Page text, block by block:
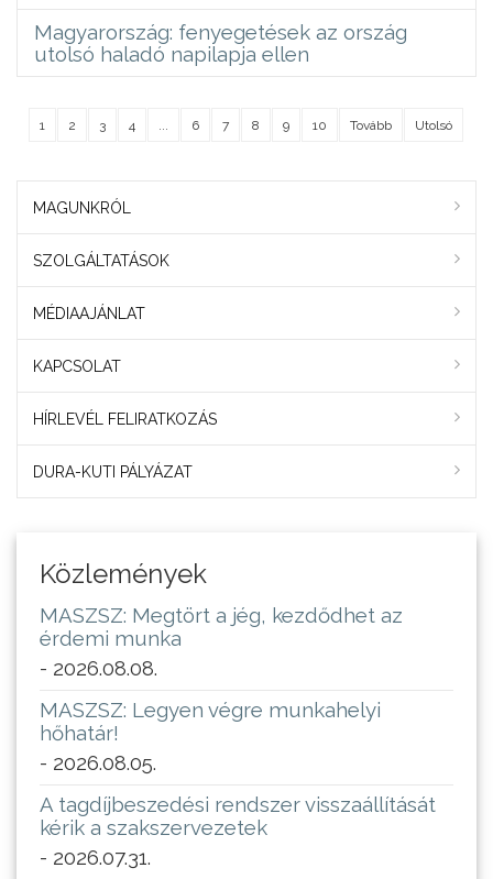
Magyarország: fenyegetések az ország
utolsó haladó napilapja ellen
1 2 3 4 ... 6 7 8 9 10 Tovább Utolsó
MAGUNKRÓL
SZOLGÁLTATÁSOK
MÉDIAAJÁNLAT
KAPCSOLAT
HÍRLEVÉL FELIRATKOZÁS
DURA-KUTI PÁLYÁZAT
Közlemények
MASZSZ: Megtört a jég, kezdődhet az
érdemi munka
- 2026.08.08.
MASZSZ: Legyen végre munkahelyi
hőhatár!
- 2026.08.05.
A tagdíjbeszedési rendszer visszaállítását
kérik a szakszervezetek
- 2026.07.31.